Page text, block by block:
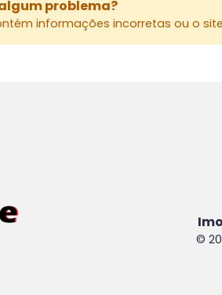
problema?
informações incorretas ou o
©